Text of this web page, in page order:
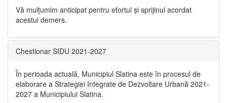
Vă mulţumim anticipat pentru efortul şi sprijinul acordat
acestui demers.
Chestionar SIDU 2021-2027
În perioada actuală, Municipiul Slatina este în procesul de
elaborare a Strategiei Integrate de Dezvoltare Urbană 2021‐
2027 a Municipiului Slatina.